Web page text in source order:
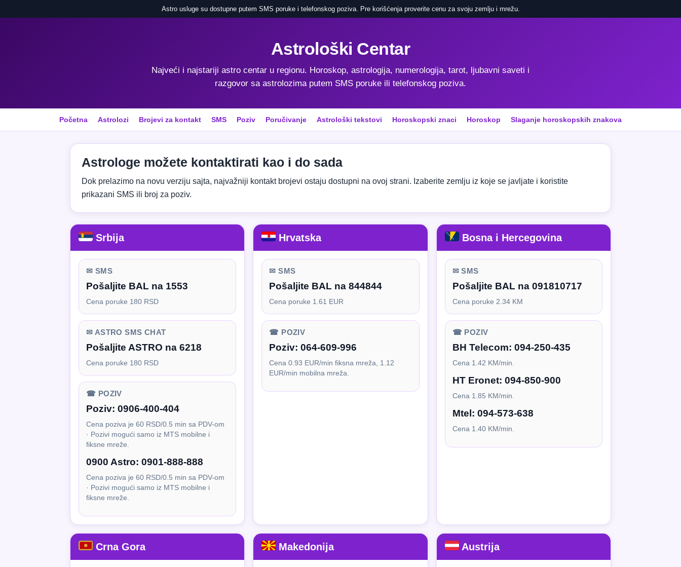
Astro usluge su dostupne putem SMS poruke i telefonskog poziva. Pre korišćenja proverite cenu za svoju zemlju i mrežu.
Astrološki Centar
Najveći i najstariji astro centar u regionu. Horoskop, astrologija, numerologija, tarot, ljubavni saveti i
razgovor sa astrolozima putem SMS poruke ili telefonskog poziva.
Početna Astrolozi Brojevi za kontakt SMS Poziv Poručivanje Astrološki tekstovi Horoskopski znaci Horoskop Slaganje horoskopskih znakova
Astrologe možete kontaktirati kao i do sada
Dok prelazimo na novu verziju sajta, najvažniji kontakt brojevi ostaju dostupni na ovoj strani. Izaberite zemlju iz koje se javljate i koristite
prikazani SMS ili broj za poziv.
Srbija
✉ SMS
Pošaljite BAL na 1553
Cena poruke 180 RSD
✉ ASTRO SMS CHAT
Pošaljite ASTRO na 6218
Cena poruke 180 RSD
☎ POZIV
Poziv: 0906-400-404
Cena poziva je 60 RSD/0.5 min sa PDV-om
· Pozivi mogući samo iz MTS mobilne i
fiksne mreže.
0900 Astro: 0901-888-888
Cena poziva je 60 RSD/0.5 min sa PDV-om
· Pozivi mogući samo iz MTS mobilne i
fiksne mreže.
Hrvatska
✉ SMS
Pošaljite BAL na 844844
Cena poruke 1.61 EUR
☎ POZIV
Poziv:064-609-996
Cena 0.93 EUR/min fiksna mreža, 1.12
EUR/min mobilna mreža.
Bosna i Hercegovina
✉ SMS
Pošaljite BAL na 091810717
Cena poruke 2.34 KM
☎ POZIV
BH Telecom: 094-250-435
Cena 1.42 KM/min.
HT Eronet: 094-850-900
Cena 1.85 KM/min.
Mtel: 094-573-638
Cena 1.40 KM/min.
Crna Gora Makedonija Austrija